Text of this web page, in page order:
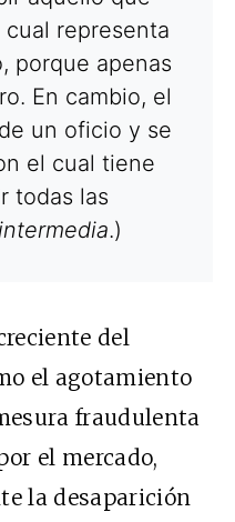
representa
porque apenas
En cambio, el
un oficio y se
el cual tiene
todas las
.)
del
el agotamiento
fraudulenta
el mercado,
la desaparición